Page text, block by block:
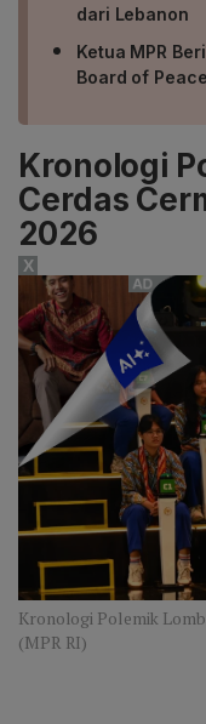
dari Lebanon
Ketua MPR
Board of
Kronologi
Cerdas
2026
Kronologi Polemik
(MPR RI)
X